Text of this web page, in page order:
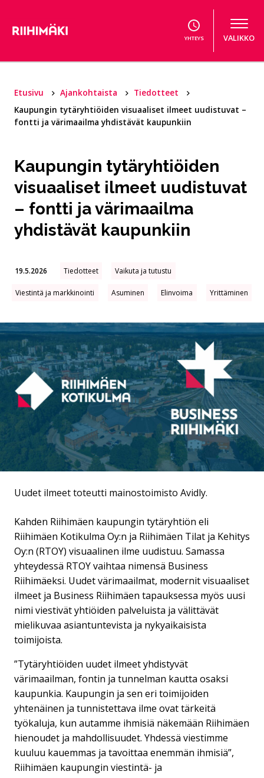
YHTEYS VALIKKO
Etusivu Ajankohtaista
Tiedotteet
Kaupungin tytäryhtiöiden visuaaliset ilmeet uudistuvat –
fontti ja värimaailma yhdistävät kaupunkiin
Kaupungin tytäryhtiöiden
visuaaliset ilmeet uudistuvat
– fontti ja värimaailma
yhdistävät kaupunkiin
19.5.2026 Tiedotteet Vaikuta ja tutustu
Viestintä ja markkinointi Asuminen Elinvoima Yrittäminen
Uudet ilmeet toteutti mainostoimisto Avidly.
Kahden Riihimäen kaupungin tytäryhtiön eli
Riihimäen Kotikulma Oy:n ja Riihimäen Tilat ja Kehitys
Oy:n (RTOY) visuaalinen ilme uudistuu. Samassa
yhteydessä RTOY vaihtaa nimensä Business
Riihimäeksi. Uudet värimaailmat, modernit visuaaliset
ilmeet ja Business Riihimäen tapauksessa myös uusi
nimi viestivät yhtiöiden palveluista ja välittävät
mielikuvaa asiantuntevista ja nykyaikaisista
toimijoista.
”Tytäryhtiöiden uudet ilmeet yhdistyvät
värimaailman, fontin ja tunnelman kautta osaksi
kaupunkia. Kaupungin ja sen eri toimijoiden
yhtenäinen ja tunnistettava ilme ovat tärkeitä
työkaluja, kun autamme ihmisiä näkemään Riihimäen
hienoudet ja mahdollisuudet. Yhdessä viestimme
kuuluu kauemmas ja tavoittaa enemmän ihmisiä”,
Riihimäen kaupungin viestintä- ja